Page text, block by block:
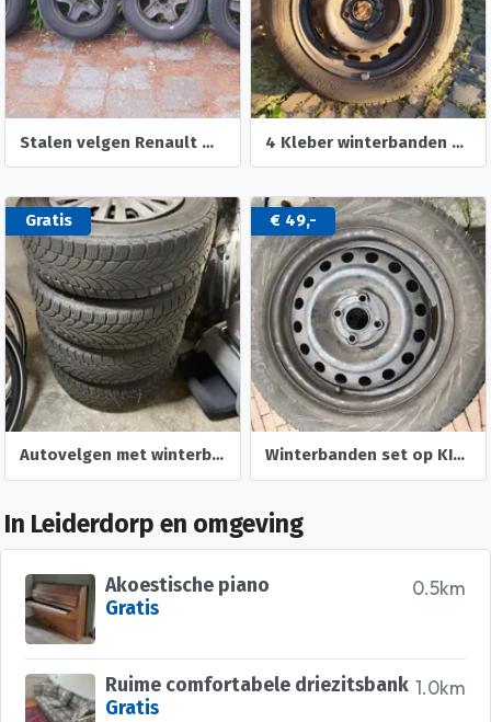
Stalen velgen Renault Megane 3 4 Kleber winterbanden 175 65 R14 op velgen
Gratis
Autovelgen met winterbanden Set 4 stuks
€ 49,-
Winterbanden set op KIA velg 185 / 65 / R15 88T
In Leiderdorp en omgeving
0.5km
Akoestische piano
Gratis
1.0km
Ruime comfortabele driezitsbank
Gratis